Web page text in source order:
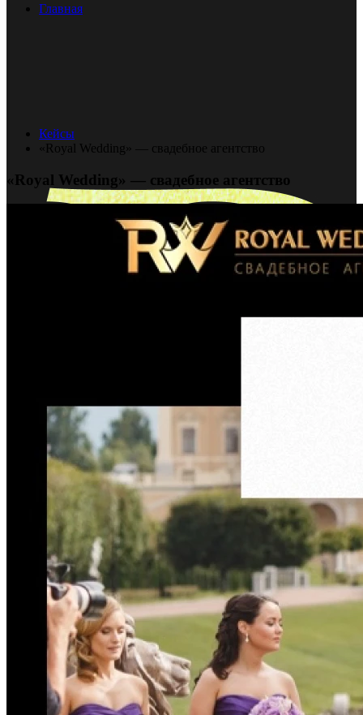
Главная
Кейсы
«Royal Wedding» — свадебное агентство
«Royal Wedding» — свадебное агентство